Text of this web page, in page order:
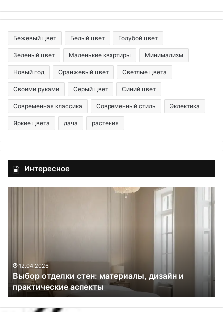
Бежевый цвет Белый цвет Голубой цвет
Зеленый цвет Маленькие квартиры Минимализм
Новый год Оранжевый цвет Светлые цвета
Своими руками Серый цвет Синий цвет
Современная классика Современный стиль Эклектика
Яркие цвета дача растения
Интересное
к
и
12.04.2026
Выбор отделки стен: материалы, дизайн и
практические аспекты
к